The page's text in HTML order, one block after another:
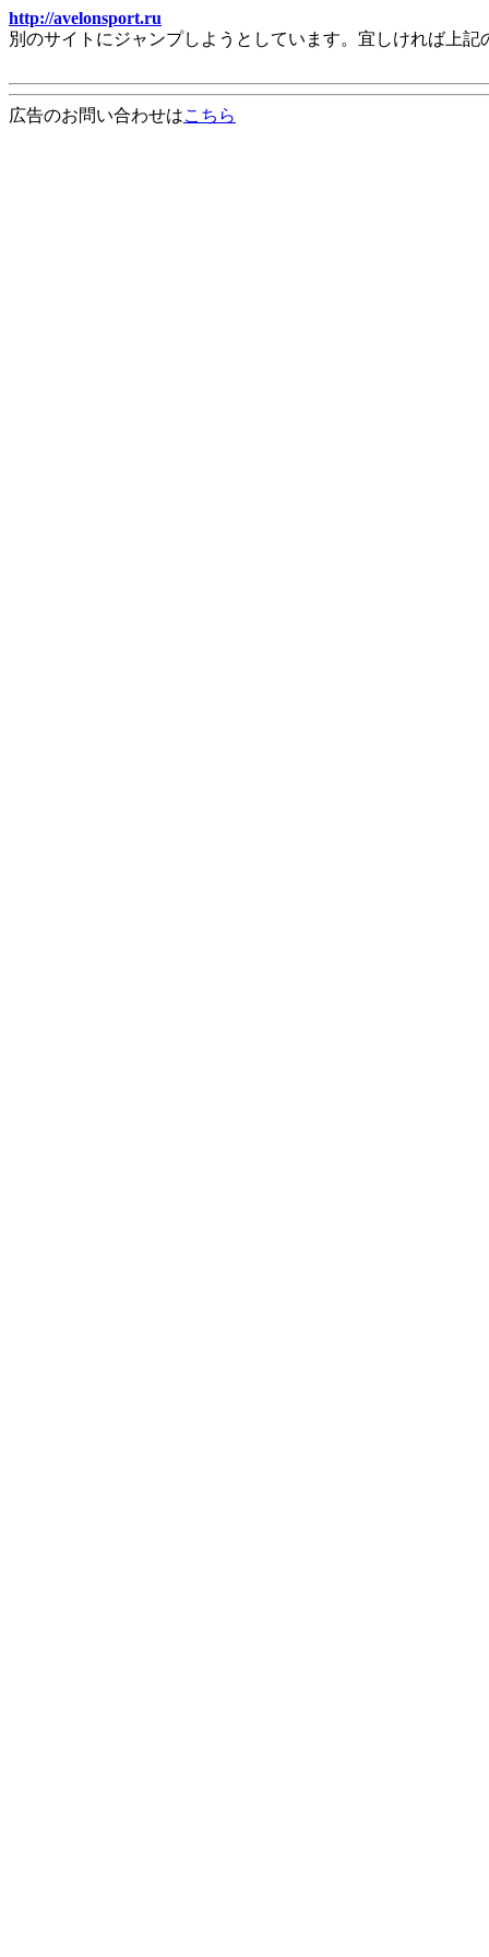
http://avelonsport.ru
別のサイトにジャンプしようとしています。宜しければ上
広告のお問い合わせはこちら